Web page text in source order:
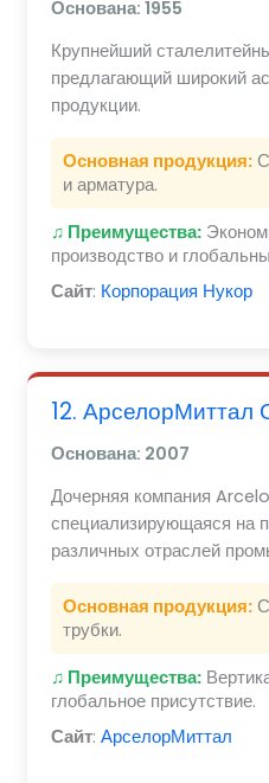
Основана: 1955
Крупнейший
предлагающий широкий
продукции.
Основная продукция:
и арматура.
♫ Преимущества:
производство и
Сайт: Корпорация Нукор
12.
Основана: 2007
Дочерняя компания
специализирующаяся на
различных отраслей
Основная продукция:
трубки.
♫ Преимущества:
глобальное присутствие.
Сайт: АрселорМиттал